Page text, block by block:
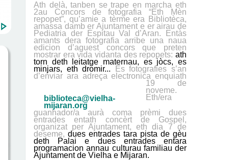
Ath delà, tanben se trape en marcha eth
2au Concors de fotografia“Eth Mèn
repopet”, qu’amie a tèrme era Bibliotèca,
amassa damb er Ajuntament e er airau de
Pediatria der Espitau Val d’Aran. Entàs
amants dera fotografia arribe una naua
edicion d’aguest concors que preten
mostrar era vida vidanta des repopets: ath
torn deth leitatge maternau, es jòcs, es
minjars, eth dromir... Es fotografies s’an
d’enviar ara adreça electronica
biblioteca@vielha-
mijaran.org
enquiath
19 de
noveme.
Eth/era
guanhador/a aurà coma prèmi dues
entrades entath concèrt de Gospel,
organizat per Ajuntament, eth dia 7 de
deseme, dues entrades tara pista de gèu
deth Palai e dues entrades entara
programacion annau culturau familiau der
Ajuntamentde Vielha e Mijaran.